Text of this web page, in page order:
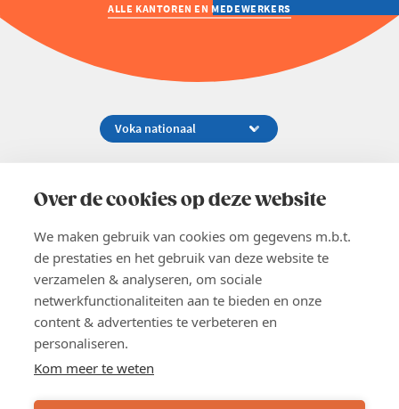
Over de cookies op deze website
We maken gebruik van cookies om gegevens m.b.t.
de prestaties en het gebruik van deze website te
verzamelen & analyseren, om sociale
netwerkfunctionaliteiten aan te bieden en onze
content & advertenties te verbeteren en
personaliseren.
Kom meer te weten
ALLE KANTOREN EN MEDEWERKERS
02 229 81 11
EN
Word lid